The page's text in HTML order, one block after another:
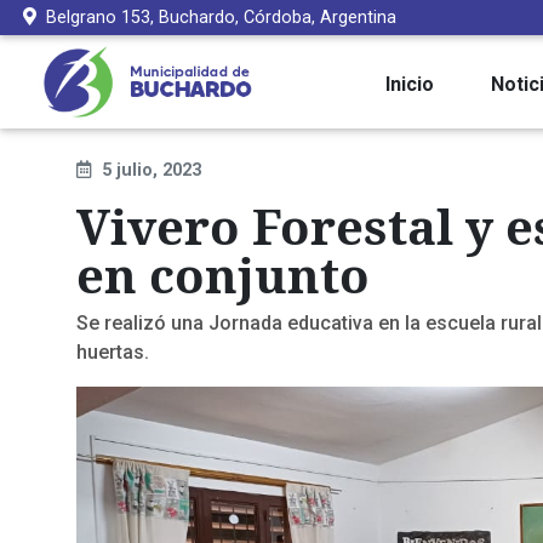
Belgrano 153, Buchardo, Córdoba, Argentina
Inicio
5 julio, 2023
Vivero Forestal y
en conjunto
Se realizó una Jornada educativa en la escuela
huertas.